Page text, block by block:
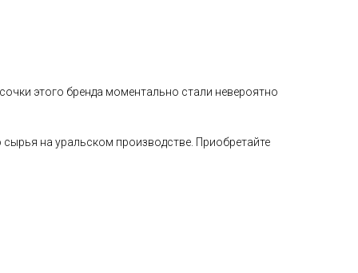
этого бренда моментально стали невероятно
на уральском производстве. Приобретайте